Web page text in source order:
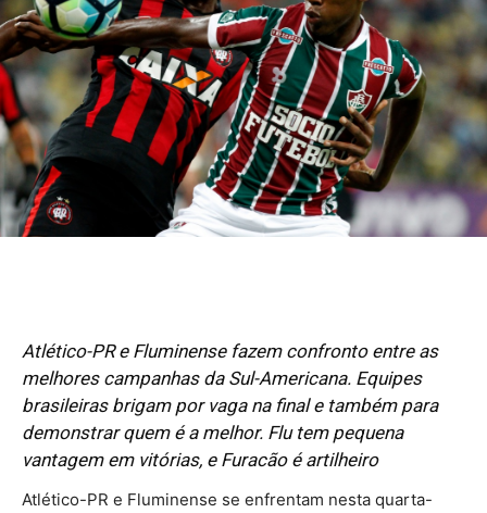
Atlético-PR e Fluminense fazem confronto entre as
melhores campanhas da Sul-Americana. Equipes
brasileiras brigam por vaga na final e também para
demonstrar quem é a melhor. Flu tem pequena
vantagem em vitórias, e Furacão é artilheiro
Atlético-PR e Fluminense se enfrentam nesta quarta-